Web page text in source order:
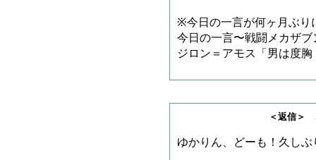
※今日の一言が何ヶ月ぶり
今日の一言〜戦闘メカザブ
ジロン＝アモス「男は度胸
＜返信＞ こまTさ
ゆかりん、どーも！久し